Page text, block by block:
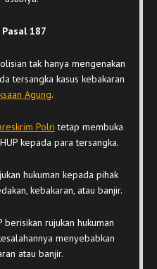
187
tak hanya mengenakan
tersangka kasus kebakaran
Agung.
Polri tetap membuka
kepada para tersangka.
hukuman kepada pihak
kebakaran, atau banjir.
rujukan hukuman
menyebabkan
atau banjir.